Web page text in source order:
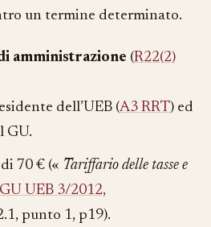
un termine determinato.
amministrazione (R22(2)
dell’UEB (A3 RRT) ed
GU.
70 € (« Tariffario delle tasse e
GU UEB 3/2012,
punto 1, p19).